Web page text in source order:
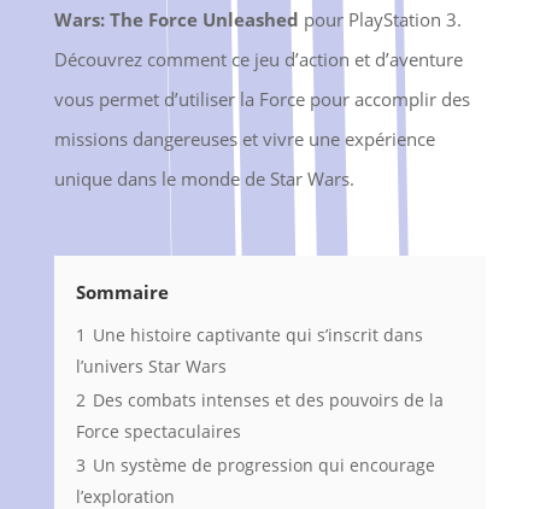
Wars: The Force Unleashed pour PlayStation 3.
Découvrez comment ce jeu d’action et d’aventure
vous permet d’utiliser la Force pour accomplir des
missions dangereuses et vivre une expérience
unique dans le monde de Star Wars.
Sommaire
1 Une histoire captivante qui s’inscrit dans
l’univers Star Wars
2 Des combats intenses et des pouvoirs de la
Force spectaculaires
3 Un système de progression qui encourage
l’exploration